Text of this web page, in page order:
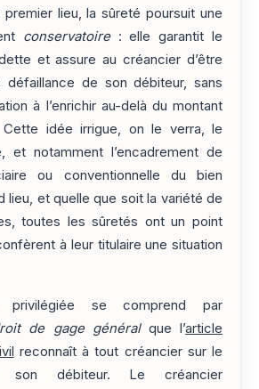
premier lieu, la sûreté poursuit une
conservatoire: elle garantit le
et assure au créancier d’être
de son débiteur, sans
à l’enrichir au-delà du montant
idée irrigue, on le verra, le
et notamment l’encadrement de
ou conventionnelle du bien
lieu, et quelle que soit la variété de
toutes les sûretés ont un point
à leur titulaire une situation
privilégiée se comprend par
de gage généralque l’article
reconnaît à tout créancier sur le
son débiteur. Le créancier